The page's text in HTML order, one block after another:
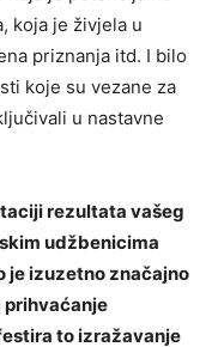
koja je živjela u
priznanja itd. I bilo
koje su vezane za
u nastavne
rezultata vašeg
udžbenicima
je izuzetno značajno
prihvaćanje
to izražavanje